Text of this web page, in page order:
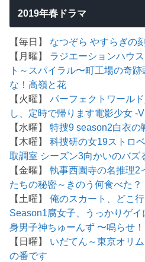
2019年春ドラマ
【毎日】 なつぞら やすらぎの
【月曜】 ラジエーションハウ
ト～ スパイラル〜町工場の奇跡
な！高嶺と花
【火曜】パーフェクトワールド
し、定時で帰ります電影少女 -
【水曜】特捜9 season2白衣の
【木曜】科捜研の女19ストロ
取調室 シーズン3向かいのバズ
【金曜】執事西園寺の名推理2
たちの秘密～ きのう何食べた？
【土曜】俺のスカート、どこ
Season1腐女子、うっかりゲ
身男子神ちゅーんず 〜鳴らせ
【日曜】 いだてん～東京オリ
の番です